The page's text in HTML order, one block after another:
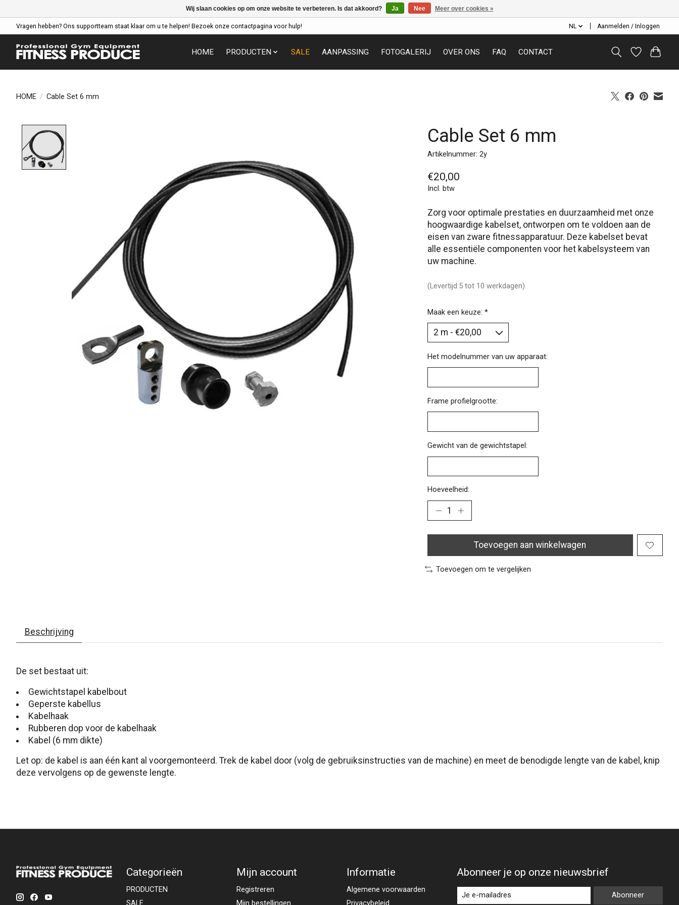
Vragen hebben? Ons supportteam staat klaar om u te helpen! Bezoek onze contactpagina voor hulp! NL Aanmelden / Inloggen
HOME PRODUCTEN SALE AANPASSING FOTOGALERIJ OVER ONS FAQ CONTACT
HOME / Cable Set 6 mm
Cable Set 6 mm
Artikelnummer: 2y
€20,00
Incl. btw
Zorg voor optimale prestaties en duurzaamheid met onze
hoogwaardige kabelset, ontworpen om te voldoen aan de
eisen van zware fitnessapparatuur. Deze kabelset bevat
alle essentiële componenten voor het kabelsysteem van
uw machine.
(Levertijd:5 tot 10 werkdagen)
Maak een keuze: *
Het modelnummer van uw apparaat:
Frame profielgrootte:
Gewicht van de gewichtstapel:
Hoeveelheid:
Toevoegen aan winkelwagen
Toevoegen om te vergelijken
Beschrijving
De set bestaat uit:
Gewichtstapel kabelbout
Geperste kabellus
Kabelhaak
Rubberen dop voor de kabelhaak
Kabel (6 mm dikte)
Let op: de kabel is aan één kant al voorgemonteerd. Trek de kabel door (volg de gebruiksinstructies van de machine) en meet de benodigde lengte van de kabel, knip
deze vervolgens op de gewenste lengte.
Categorieën
PRODUCTEN
SALE
Mijn account
Registreren
Mijn bestellingen
Informatie
Algemene voorwaarden
Privacybeleid
Abonneer je op onze nieuwsbrief
Abonneer
Wij slaan cookies op om onze website te verbeteren. Is dat akkoord? Ja Nee Meer over cookies »